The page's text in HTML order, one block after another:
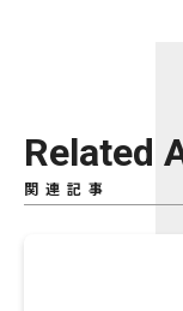
Related
関連記事